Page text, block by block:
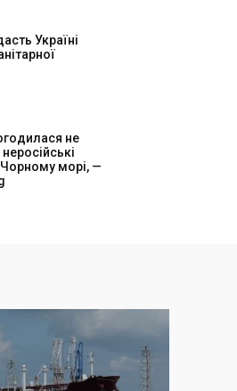
Україні
не
морі, —